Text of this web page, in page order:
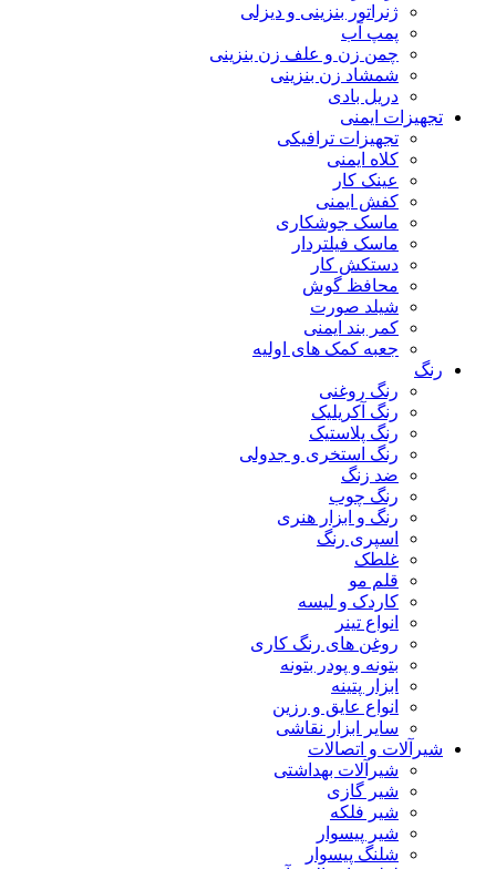
ژنراتور بنزینی و دیزلی
پمپ آب
چمن زن و علف زن بنزینی
شمشاد زن بنزینی
دریل بادی
تجهیزات ایمنی
تجهیزات ترافیکی
کلاه ایمنی
عینک کار
کفش ایمنی
ماسک جوشکاری
ماسک فیلتردار
دستکش کار
محافظ گوش
شیلد صورت
کمر بند ایمنی
جعبه کمک های اولیه
رنگ
رنگ روغنی
رنگ آکریلیک
رنگ پلاستیک
رنگ استخری و جدولی
ضد زنگ
رنگ چوب
رنگ و ابزار هنری
اسپری رنگ
غلطک
قلم مو
کاردک و لیسه
انواع تینر
روغن های رنگ کاری
بتونه و پودر بتونه
ابزار پتینه
انواع عایق و رزین
سایر ابزار نقاشی
شیرآلات و اتصالات
شیرآلات بهداشتی
شیر گازی
شیر فلکه
شیر پیسوار
شلنگ پیسوار